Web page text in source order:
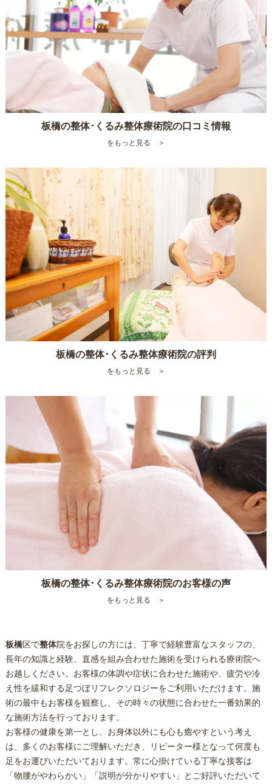
板橋の整体･くるみ整体療術院の口コミ情報
をもっと見る ＞
板橋の整体･くるみ整体療術院の評判
をもっと見る ＞
板橋の整体･くるみ整体療術院のお客様の声
をもっと見る ＞
板橋区で整体院をお探しの方には、丁寧で経験豊富なスタッフの、
長年の知識と経験、直感を組み合わせた施術を受けられる療術院へ
お越しください。お客様の体調や症状に合わせた施術や、疲労や冷
え性を緩和する足つぼリフレクソロジーをご利用いただけます。施
術の最中もお客様を観察し、その時々の状態に合わせた一番効果的
な施術方法を行っております。
お客様の健康を第一とし、お身体以外にも心も癒やすという考え
は、多くのお客様にご理解いただき、リピーター様となって何度も
足をお運びいただいております。常に心掛けている丁寧な接客は
「物腰がやわらかい」「説明が分かりやすい」とご好評いただいて